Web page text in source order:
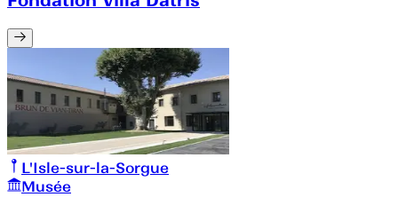
L'Isle-sur-la-Sorgue
Musée